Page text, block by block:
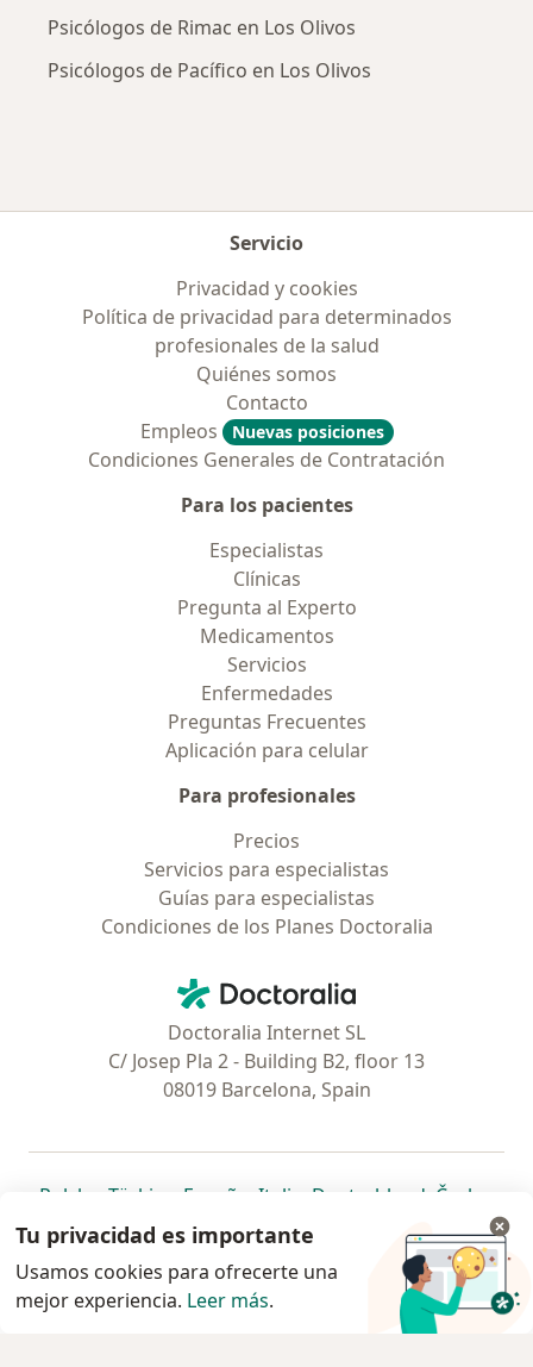
Psicólogos de Rimac en Los Olivos
Psicólogos de Pacífico en Los Olivos
Servicio
Privacidad y cookies
Política de privacidad para determinados
profesionales de la salud
Quiénes somos
Contacto
Empleos
Nuevas posiciones
Condiciones Generales de Contratación
Para los pacientes
Especialistas
Clínicas
Pregunta al Experto
Medicamentos
Servicios
Enfermedades
Preguntas Frecuentes
Aplicación para celular
Para profesionales
Precios
Servicios para especialistas
Guías para especialistas
Condiciones de los Planes Doctoralia
Doctoralia - Página de inicio
Doctoralia Internet SL
C/ Josep Pla 2 - Building B2, floor 13
08019 Barcelona, Spain
Polska se abre en una nueva pestaña
Türkiye se abre en una nueva pestaña
España se abre en una nueva pestaña
Italia se abre en una nueva
Deutschlandse abre en
Česko
Portugal
se abre en una nueva pestaña
México se abre en una nueva pestaña
Chile se abre en una nueva pestaña
Brasil se abre en una nueva
se abre en
se
se abre en una nueva
www.doctoralia.pe © 2026 - Encuentra tu
Tu privacidad es importante
Usamos cookies para ofrecerte una
mejor experiencia. Leer más.